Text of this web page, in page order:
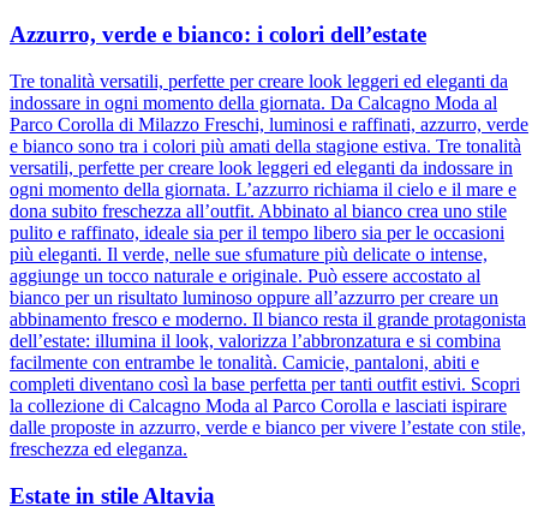
Azzurro, verde e bianco: i colori dell’estate
Tre tonalità versatili, perfette per creare look leggeri ed eleganti da
indossare in ogni momento della giornata. Da Calcagno Moda al
Parco Corolla di Milazzo Freschi, luminosi e raffinati, azzurro, verde
e bianco sono tra i colori più amati della stagione estiva. Tre tonalità
versatili, perfette per creare look leggeri ed eleganti da indossare in
ogni momento della giornata. L’azzurro richiama il cielo e il mare e
dona subito freschezza all’outfit. Abbinato al bianco crea uno stile
pulito e raffinato, ideale sia per il tempo libero sia per le occasioni
più eleganti. Il verde, nelle sue sfumature più delicate o intense,
aggiunge un tocco naturale e originale. Può essere accostato al
bianco per un risultato luminoso oppure all’azzurro per creare un
abbinamento fresco e moderno. Il bianco resta il grande protagonista
dell’estate: illumina il look, valorizza l’abbronzatura e si combina
facilmente con entrambe le tonalità. Camicie, pantaloni, abiti e
completi diventano così la base perfetta per tanti outfit estivi. Scopri
la collezione di Calcagno Moda al Parco Corolla e lasciati ispirare
dalle proposte in azzurro, verde e bianco per vivere l’estate con stile,
freschezza ed eleganza.
Estate in stile Altavia